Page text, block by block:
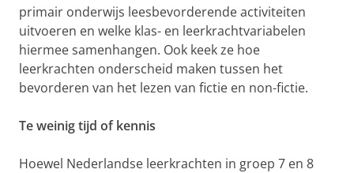
primair onderwijs leesbevorderende activiteiten
uitvoeren en welke klas- en leerkrachtvariabelen
hiermee samenhangen. Ook keek ze hoe
leerkrachten onderscheid maken tussen het
bevorderen van het lezen van fictie en non-fictie.
Te weinig tijd of kennis
Hoewel Nederlandse leerkrachten in groep 7 en 8